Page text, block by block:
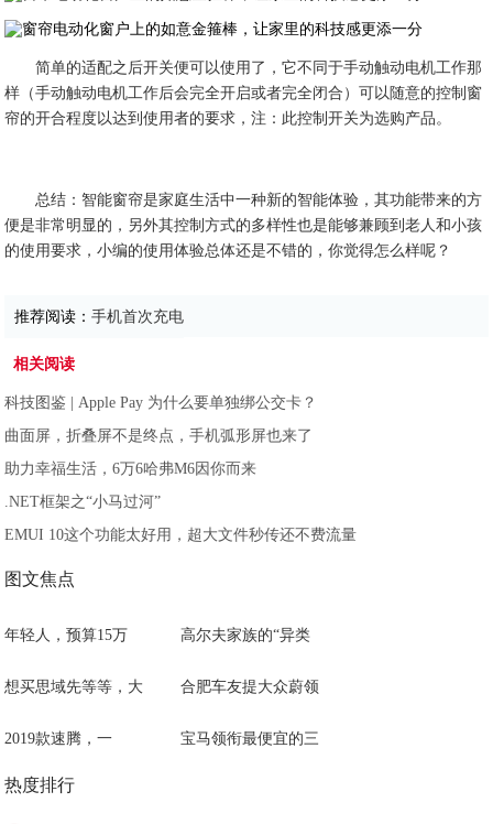
简单的适配之后开关便可以使用了，它不同于手动触动电机工作那
样（手动触动电机工作后会完全开启或者完全闭合）可以随意的控制窗
帘的开合程度以达到使用者的要求，注：此控制开关为选购产品。
总结：智能窗帘是家庭生活中一种新的智能体验，其功能带来的方
便是非常明显的，另外其控制方式的多样性也是能够兼顾到老人和小孩
的使用要求，小编的使用体验总体还是不错的，你觉得怎么样呢？
推荐阅读：手机首次充电
相关阅读
科技图鉴 | Apple Pay 为什么要单独绑公交卡？
曲面屏，折叠屏不是终点，手机弧形屏也来了
助力幸福生活，6万6哈弗M6因你而来
.NET框架之“小马过河”
EMUI 10这个功能太好用，超大文件秒传还不费流量
图文焦点
年轻人，预算15万 高尔夫家族的“异类
想买思域先等等，大 合肥车友提大众蔚领
2019款速腾，一 宝马领衔最便宜的三
热度排行